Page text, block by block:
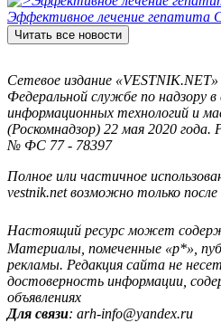
Эффективное лечение гепатита
Читать все новости
Сетевое издание «VESTNIK.NET»
Федеральной службе по надзору в
информационных технологий и
(Роскомнадзор) 22 мая 2020
№ ФС 77 - 78397
Полное или частичное
vestnik.net возможно только
Настоящий ресурс может
Материалы, помеченные «р*»,
рекламы. Редакция сайта не
достоверность информации,
объявлениях
Для связи: arh-info@yandex.ru